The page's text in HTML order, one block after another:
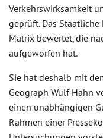
Verkehrswirksamkeit
geprüft. Das
Matrix bewertet, die
aufgeworfen hat.
Sie hat deshalb mit
Geograph Wulf Hahn
einen unabhängigen
Rahmen einer